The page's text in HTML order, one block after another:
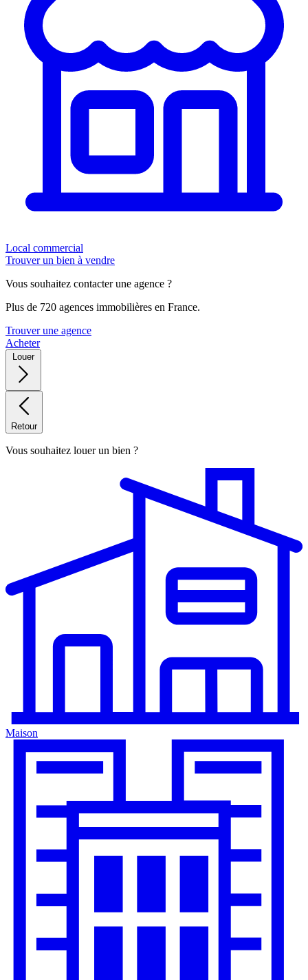
Local commercial
Trouver un bien à vendre
Vous souhaitez contacter une agence ?
Plus de 720 agences immobilières en France.
Trouver une agence
Acheter
Louer
Retour
Vous souhaitez louer un bien ?
Maison